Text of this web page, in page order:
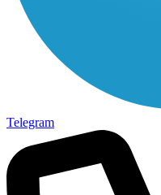
Telegram